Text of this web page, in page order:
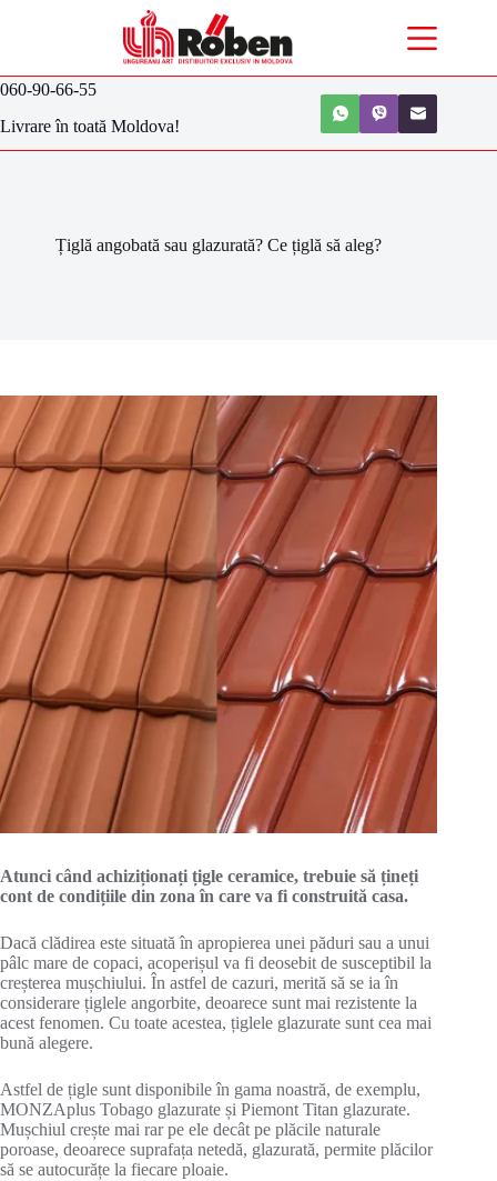
060-90-66-55
Livrare în toată Moldova!
Țiglă angobată sau glazurată? Ce țiglă să aleg?
Atunci când achiziționați țigle ceramice, trebuie să țineți
cont de condițiile din zona în care va fi construită casa.
Dacă clădirea este situată în apropierea unei păduri sau a unui
pâlc mare de copaci, acoperișul va fi deosebit de susceptibil la
creșterea mușchiului. În astfel de cazuri, merită să se ia în
considerare țiglele angorbite, deoarece sunt mai rezistente la
acest fenomen. Cu toate acestea, țiglele glazurate sunt cea mai
bună alegere.
Astfel de țigle sunt disponibile în gama noastră, de exemplu,
MONZAplus Tobago glazurate și Piemont Titan glazurate.
Mușchiul crește mai rar pe ele decât pe plăcile naturale
poroase, deoarece suprafața netedă, glazurată, permite plăcilor
să se autocurățe la fiecare ploaie.